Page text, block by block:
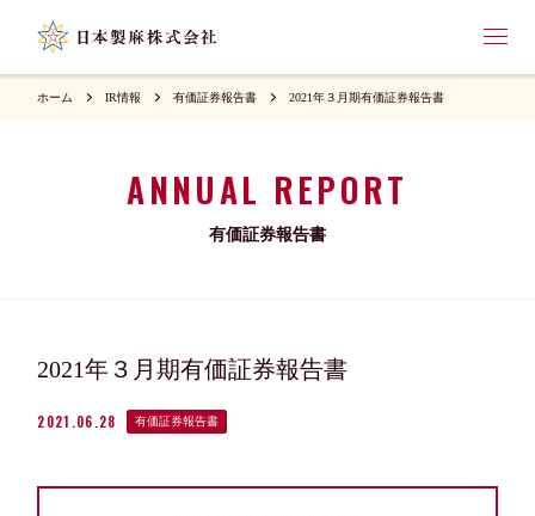
ホーム IR情報 有価証券報告書 2021年３月期有価証券報告書
ANNUAL REPORT
有価証券報告書
2021年３月期有価証券報告書
2021.06.28 有価証券報告書